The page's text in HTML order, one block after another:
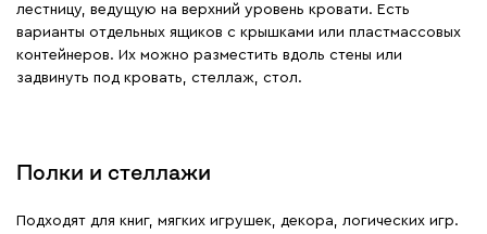
лестницу, ведущую на верхний уровень кровати. Есть
варианты отдельных ящиков с крышками или пластмассовых
контейнеров. Их можно разместить вдоль стены или
задвинуть под кровать, стеллаж, стол.
Полки и стеллажи
Подходят для книг, мягких игрушек, декора, логических игр.